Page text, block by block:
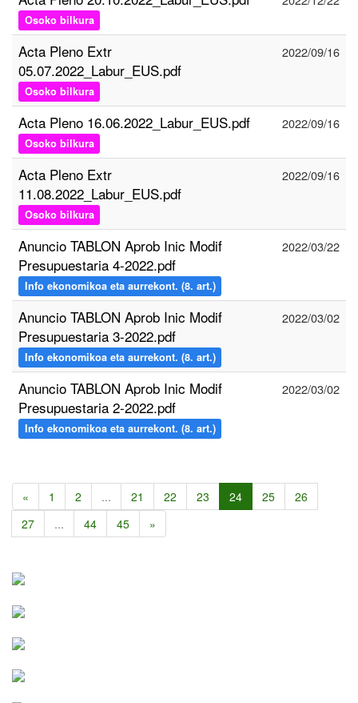
Osoko bilkura
Acta Pleno Extr
05.07.2022_Labur_EUS.pdf
Osoko bilkura
2022/09/16
Acta Pleno 16.06.2022_Labur_EUS.pdf
Osoko bilkura
2022/09/16
Acta Pleno Extr
11.08.2022_Labur_EUS.pdf
Osoko bilkura
2022/09/16
Anuncio TABLON Aprob Inic Modif
Presupuestaria 4-2022.pdf
Info ekonomikoa eta aurrekont. (8. art.)
2022/03/22
Anuncio TABLON Aprob Inic Modif
Presupuestaria 3-2022.pdf
Info ekonomikoa eta aurrekont. (8. art.)
2022/03/02
Anuncio TABLON Aprob Inic Modif
Presupuestaria 2-2022.pdf
Info ekonomikoa eta aurrekont. (8. art.)
2022/03/02
« 1 2 ... 21 22 23 24 25
26
27
... 44 45 »